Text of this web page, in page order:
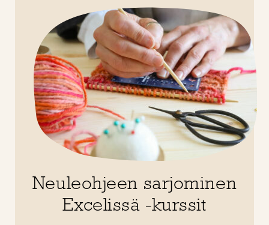
Neuleohjeen sarjominen
Excelissä -kurssit